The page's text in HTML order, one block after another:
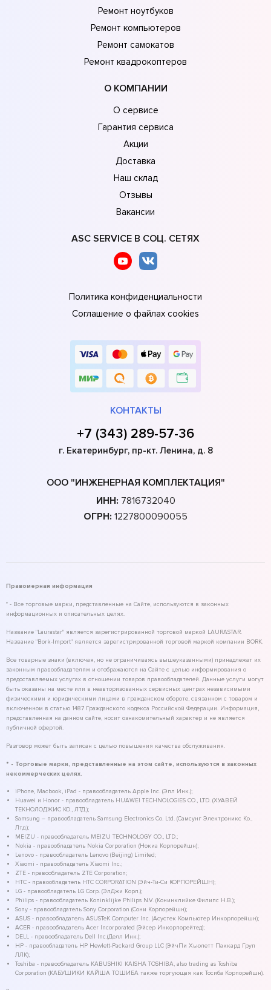
Ремонт ноутбуков
Ремонт компьютеров
Ремонт самокатов
Ремонт квадрокоптеров
О КОМПАНИИ
О сервисе
Гарантия сервиса
Акции
Доставка
Наш склад
Отзывы
Вакансии
ASC SERVICE В СОЦ. СЕТЯХ
Политика конфиденциальности
Соглашение о файлах cookies
КОНТАКТЫ
+7 (343) 289-57-36
г. Екатеринбург, пр-кт. Ленина, д. 8
ООО "ИНЖЕНЕРНАЯ КОМПЛЕКТАЦИЯ"
ИНН: 7816732040
ОГРН: 1227800090055
Правомерная информация
* - Все торговые марки, представленные на Сайте, используются в законных
информационных и описательных целях.
Название "Laurastar" является зарегистрированной торговой маркой LAURASTAR.
Название "Bork-Import" является зарегистрированной торговой маркой компании BORK.
Все товарные знаки (включая, но не ограничиваясь вышеуказанными) принадлежат их
законным правообладателям и отображаются на Сайте с целью информирования о
предоставляемых услугах в отношении товаров правообладателей. Данные услуги могут
быть оказаны на месте или в неавторизованных сервисных центрах независимыми
физическими и юридическими лицами в гражданском обороте, связанном с товаром и
включенном в статью 1487 Гражданского кодекса Российской Федерации. Информация,
представленная на данном сайте, носит ознакомительный характер и не является
публичной офертой.
Разговор может быть записан с целью повышения качества обслуживания.
* - Торговые марки, представленные на этом сайте, используются в законных
некоммерческих целях.
iPhone, Macbook, iPad - правообладатель Apple Inc. (Эпл Инк.);
Huawei и Honor - правообладатель HUAWEI TECHNOLOGIES CO., LTD. (ХУАВЕЙ
ТЕКНОЛОДЖИС КО., ЛТД.);
Samsung – правообладатель Samsung Electronics Co. Ltd. (Самсунг Электроникс Ко.,
Лтд.);
MEIZU - правообладатель MEIZU TECHNOLOGY CO., LTD.;
Nokia - правообладатель Nokia Corporation (Нокиа Корпорейшн);
Lenovo - правообладатель Lenovo (Beijing) Limited;
Xiaomi - правообладатель Xiaomi Inc.;
ZTE - правообладатель ZTE Corporation;
HTC - правообладатель HTC CORPORATION (Эйч-Ти-Си КОРПОРЕЙШН);
LG - правообладатель LG Corp. (ЭлДжи Корп.);
Philips - правообладатель Koninklijke Philips N.V. (Конинклийке Филипс Н.В.);
Sony - правообладатель Sony Corporation (Сони Корпорейшн);
ASUS - правообладатель ASUSTeK Computer Inc. (Асустек Компьютер Инкорпорейшн);
ACER - правообладатель Acer Incorporated (Эйсер Инкорпорейтед);
DELL - правообладатель Dell Inc.(Делл Инк.);
HP - правообладатель HP Hewlett-Packard Group LLC (ЭйчПи Хьюлетт Паккард Груп
ЛЛК);
Toshiba - правообладатель KABUSHIKI KAISHA TOSHIBA, also trading as Toshiba
Corporation (КАБУШИКИ КАЙША ТОШИБА также торгующая как Тосиба Корпорейшн).